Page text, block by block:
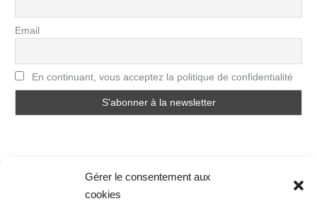
Gérer le consentement aux
cookies
Email
En continuant, vous acceptez la politique de confidentialité